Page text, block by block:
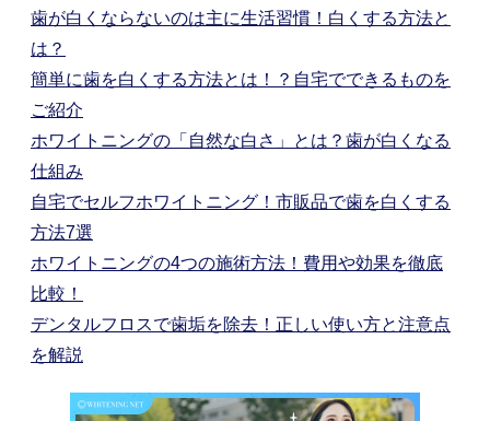
歯が白くならないのは主に生活習慣！白くする方法と
は？
簡単に歯を白くする方法とは！？自宅でできるものを
ご紹介
ホワイトニングの「自然な白さ」とは？歯が白くなる
仕組み
自宅でセルフホワイトニング！市販品で歯を白くする
方法7選
ホワイトニングの4つの施術方法！費用や効果を徹底
比較！
デンタルフロスで歯垢を除去！正しい使い方と注意点
を解説